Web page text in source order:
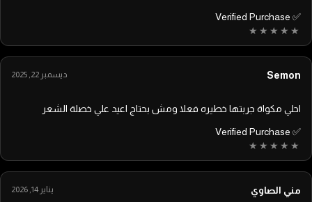
✅ Verified Purchase
Semon ديسمبر 22, 2025
احلي مكواة جربتها خطيره فعلا ومش بحتاج اعيد علي خصلة الشعر
✅ Verified Purchase
مني الصاوي يناير 14, 2026